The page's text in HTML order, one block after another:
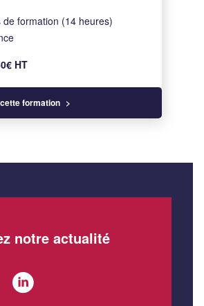
de formation (14 heures)
HT
formation
notre actualité